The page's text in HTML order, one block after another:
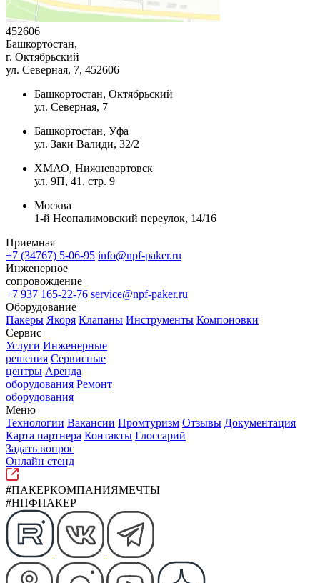
452606
Башкортостан,
г. Октябрьский
ул. Северная, 7, 452606
Башкортостан, Октябрьский
ул. Северная, 7
Башкортостан, Уфа
ул. Заки Валиди, 32/2
ХМАО, Нижневартовск
ул. 9П, 41, стр. 9
Москва
1-й Неопалимовский переулок, 14/16
Приемная
+7 (34767) 5-06-95 info@npf-paker.ru
Инженерное
сопровождение
+7 937 165-22-76 service@npf-paker.ru
Оборудование
Пакеры Якоря Клапаны Инструменты Компоновки
Сервис
Услуги Инженерные
решения Сервисные
центры Аренда
оборудования Ремонт
оборудования
Меню
Технологии Вакансии Промтуризм Отзывы Документация
Карта партнера Контакты Глоссарий
Задать вопрос
Онлайн стенд
#ПАКЕРКОМПАНИЯМЕЧТЫ
#НПФПАКЕР